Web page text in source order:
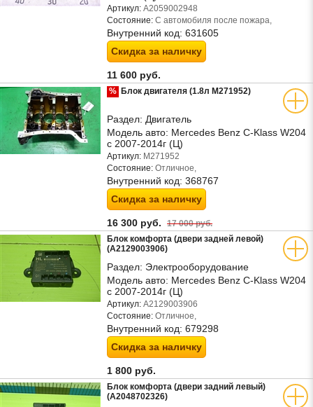
Артикул: A2059002948
Состояние: С автомобиля после пожара,
Внутренний код: 631605
Скидка за наличку
11 600 руб.
% Блок двигателя (1.8л M271952)
Раздел: Двигатель
Модель авто: Mercedes Benz C-Klass W204
с 2007-2014г (Ц)
Артикул: M271952
Состояние: Отличное,
Внутренний код: 368767
Скидка за наличку
16 300 руб. 17 000 руб.
Блок комфорта (двери задней левой)
(A2129003906)
Раздел: Электрооборудование
Модель авто: Mercedes Benz C-Klass W204
с 2007-2014г (Ц)
Артикул: A2129003906
Состояние: Отличное,
Внутренний код: 679298
Скидка за наличку
1 800 руб.
Блок комфорта (двери задний левый)
(A2048702326)